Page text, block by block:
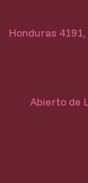
Honduras
Abierto de